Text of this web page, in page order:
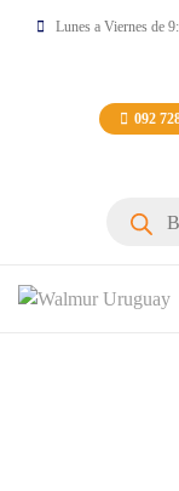
Lunes a Viernes de
092